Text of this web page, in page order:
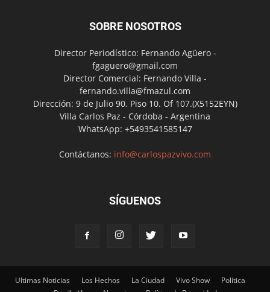
SOBRE NOSOTROS
Director Periodístico: Fernando Agüero -
fgaguero@gmail.com
Director Comercial: Fernando Villa -
fernando.villa@fmazul.com
Dirección: 9 de Julio 90. Piso 10. Of 107.(X5152EYN)
Villa Carlos Paz - Córdoba - Argentina
WhatsApp: +5493541585147
Contáctanos: info@carlospazvivo.com
SÍGUENOS
Ultimas Noticias Los Hechos La Ciudad Vivo Show
Política